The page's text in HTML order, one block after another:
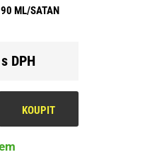
ML/SATAN
DPH
KOUPIT